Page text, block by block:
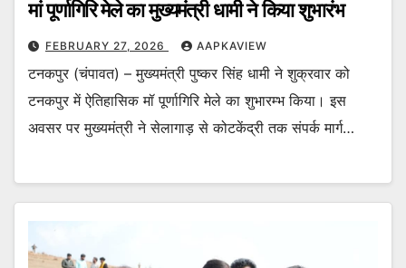
मां पूर्णागिरि मेले का मुख्यमंत्री धामी ने किया शुभारंभ
FEBRUARY 27, 2026 AAPKAVIEW
टनकपुर (चंपावत) – मुख्यमंत्री पुष्कर सिंह धामी ने शुक्रवार को
टनकपुर में ऐतिहासिक मॉ पूर्णागिरि मेले का शुभारम्भ किया। इस
अवसर पर मुख्यमंत्री ने सेलागाड़ से कोटकेंद्री तक संपर्क मार्ग…